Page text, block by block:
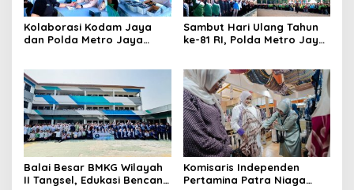
Kolaborasi Kodam Jaya
dan Polda Metro Jaya
Sambut Hari Ulang Tahun
ke-81 RI, Polda Metro Jaya
Balai Besar BMKG Wilayah
II Tangsel, Edukasi Bencana
Komisaris Independen
Pertamina Patra Niaga